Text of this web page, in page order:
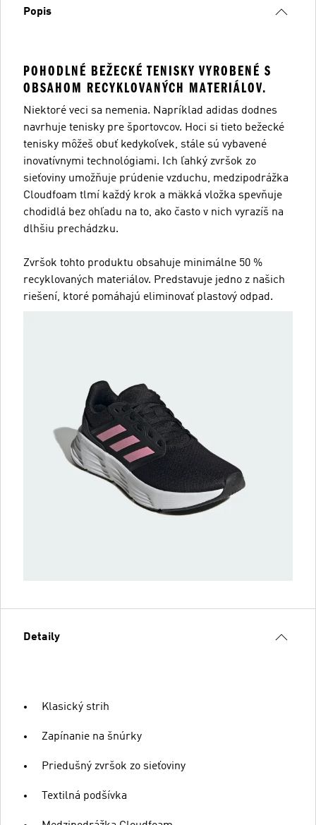
Popis
POHODLNÉ BEŽECKÉ TENISKY VYROBENÉ S
OBSAHOM RECYKLOVANÝCH MATERIÁLOV.
Niektoré veci sa nemenia. Napríklad adidas dodnes
navrhuje tenisky pre športovcov. Hoci si tieto bežecké
tenisky môžeš obuť kedykoľvek, stále sú vybavené
inovatívnymi technológiami. Ich ľahký zvršok zo
sieťoviny umožňuje prúdenie vzduchu, medzipodrážka
Cloudfoam tlmí každý krok a mäkká vložka spevňuje
chodidlá bez ohľadu na to, ako často v nich vyrazíš na
dlhšiu prechádzku.
Zvršok tohto produktu obsahuje minimálne 50 %
recyklovaných materiálov. Predstavuje jedno z našich
riešení, ktoré pomáhajú eliminovať plastový odpad.
Detaily
Klasický strih
Zapínanie na šnúrky
Priedušný zvršok zo sieťoviny
Textilná podšívka